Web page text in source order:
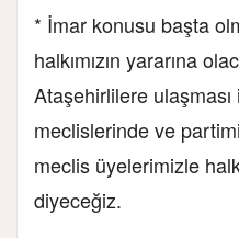
* İmar konusu başta
halkımızın yararına
Ataşehirlilere
meclislerinde ve
meclis üyelerimizle
diyeceğiz.